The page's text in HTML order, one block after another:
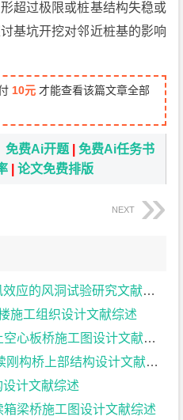
超过极限或桩基结构失稳或
基坑开挖对邻近桩基的影响
10元 才能查看该篇文章全部
免费Ai开题 |免费Ai任务书
|论文免费排版
NEXT
的风洞试验研究文献综述
施工组织设计文献综述
心板桥施工图设计文献综述
构桥上部结构设计文献综述
计文献综述
梁桥施工图设计文献综述